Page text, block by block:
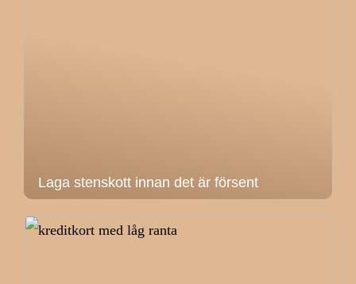
Laga stenskott innan det är försent